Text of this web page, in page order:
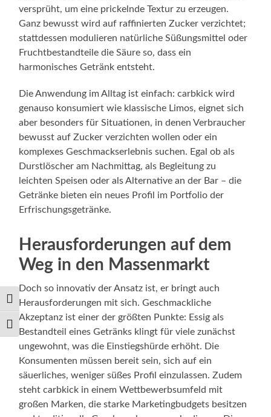
Umschalten auf hohe Kontraste
Schrift vergrößern
versprüht, um eine prickelnde Textur zu erzeugen.
Ganz bewusst wird auf raffinierten Zucker verzichtet;
stattdessen modulieren natürliche Süßungsmittel oder
Fruchtbestandteile die Säure so, dass ein
harmonisches Getränk entsteht.
Die Anwendung im Alltag ist einfach: carbkick wird
genauso konsumiert wie klassische Limos, eignet sich
aber besonders für Situationen, in denen Verbraucher
bewusst auf Zucker verzichten wollen oder ein
komplexes Geschmackserlebnis suchen. Egal ob als
Durstlöscher am Nachmittag, als Begleitung zu
leichten Speisen oder als Alternative an der Bar – die
Getränke bieten ein neues Profil im Portfolio der
Erfrischungsgetränke.
Herausforderungen auf dem
Weg in den Massenmarkt
Doch so innovativ der Ansatz ist, er bringt auch
Herausforderungen mit sich. Geschmackliche
Akzeptanz ist einer der größten Punkte: Essig als
Bestandteil eines Getränks klingt für viele zunächst
ungewohnt, was die Einstiegshürde erhöht. Die
Konsumenten müssen bereit sein, sich auf ein
säuerliches, weniger süßes Profil einzulassen. Zudem
steht carbkick in einem Wettbewerbsumfeld mit
großen Marken, die starke Marketingbudgets besitzen